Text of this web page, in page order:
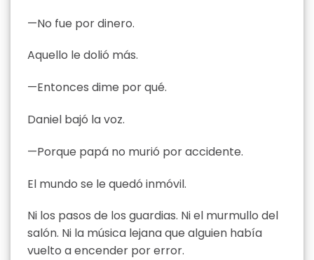
—No fue por dinero.
Aquello le dolió más.
—Entonces dime por qué.
Daniel bajó la voz.
—Porque papá no murió por accidente.
El mundo se le quedó inmóvil.
Ni los pasos de los guardias. Ni el murmullo del
salón. Ni la música lejana que alguien había
vuelto a encender por error.